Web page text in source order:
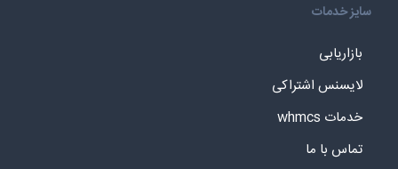
سایز خدمات
بازاریابی
لایسنس اشتراکی
خدمات whmcs
تماس با ما